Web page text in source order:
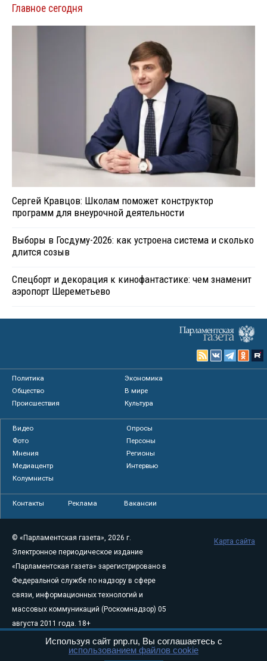
Главное сегодня
Сергей Кравцов: Школам поможет конструктор
программ для внеурочной деятельности
Выборы в Госдуму-2026: как устроена система и сколько
длится созыв
Спецборт и декорация к кинофантастике: чем знаменит
аэропорт Шереметьево
Политика
Экономика
Общество
В мире
Происшествия
Культура
Видео
Опросы
Фото
Персоны
Мнения
Регионы
Медиацентр
Интервью
Колумнисты
Контакты Реклама Вакансии
© «Парламентская газета», 2026 г.
Электронное периодическое издание
«Парламентская газета» зарегистрировано в
Федеральной службе по надзору в сфере
связи, информационных технологий и
массовых коммуникаций (Роскомнадзор) 05
августа 2011 года. 18+
Свидетельство о регистрации Эл № ФС77-
Карта сайта
Используя сайт pnp.ru, Вы соглашаетесь с
использованием файлов cookie